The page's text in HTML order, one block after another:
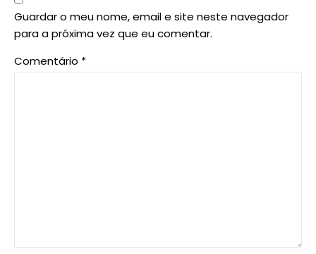
Guardar o meu nome, email e site neste navegador
para a próxima vez que eu comentar.
Comentário *